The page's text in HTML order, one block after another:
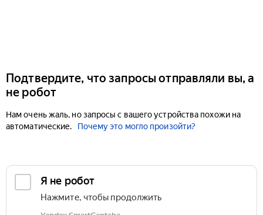
Подтвердите, что запросы отправляли вы, а
не робот
Нам очень жаль, но запросы с вашего устройства похожи на
автоматические.
Почему это могло произойти?